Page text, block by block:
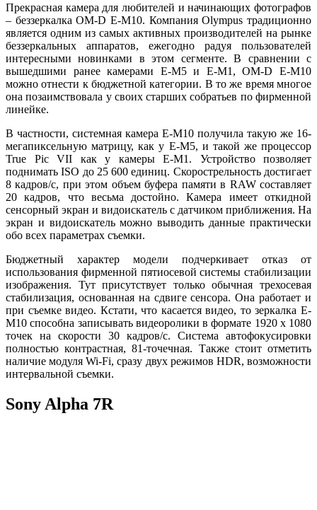
Прекрасная камера для любителей и начинающих фотографов
– беззеркалка OM-D E-M10. Компания Olympus традиционно
является одним из самых активных производителей на рынке
беззеркальных аппаратов, ежегодно радуя пользователей
интересными новинками в этом сегменте. В сравнении с
вышедшими ранее камерами E-M5 и E-M1, OM-D E-M10
можно отнести к бюджетной категории. В то же время многое
она позаимствовала у своих старших собратьев по фирменной
линейке.
В частности, системная камера E-M10 получила такую же 16-
мегапиксельную матрицу, как у E-M5, и такой же процессор
True Pic VII как у камеры E-M1. Устройство позволяет
поднимать ISO до 25 600 единиц. Скорострельность достигает
8 кадров/с, при этом объем буфера памяти в RAW составляет
20 кадров, что весьма достойно. Камера имеет откидной
сенсорный экран и видоискатель с датчиком приближения. На
экран и видоискатель можно выводить данные практически
обо всех параметрах съемки.
Бюджетный характер модели подчеркивает отказ от
использования фирменной пятиосевой системы стабилизации
изображения. Тут присутствует только обычная трехосевая
стабилизация, основанная на сдвиге сенсора. Она работает и
при съемке видео. Кстати, что касается видео, то зеркалка E-
M10 способна записывать видеоролики в формате 1920 х 1080
точек на скорости 30 кадров/с. Система автофокусировки
полностью контрастная, 81-точечная. Также стоит отметить
наличие модуля Wi-Fi, сразу двух режимов HDR, возможности
интервальной съемки.
Sony Alpha 7R